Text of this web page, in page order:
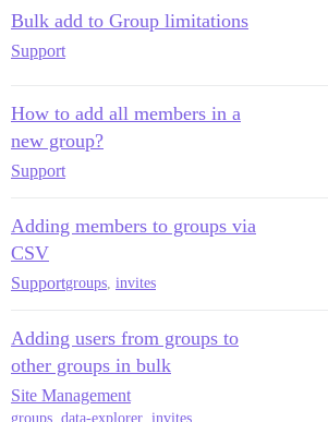
Bulk add to Group limitations
Support
How to add all members in a
new group?
Support
Adding members to groups via
CSV
Supportgroups, invites
Adding users from groups to
other groups in bulk
Site Management
groups data-explorer invites